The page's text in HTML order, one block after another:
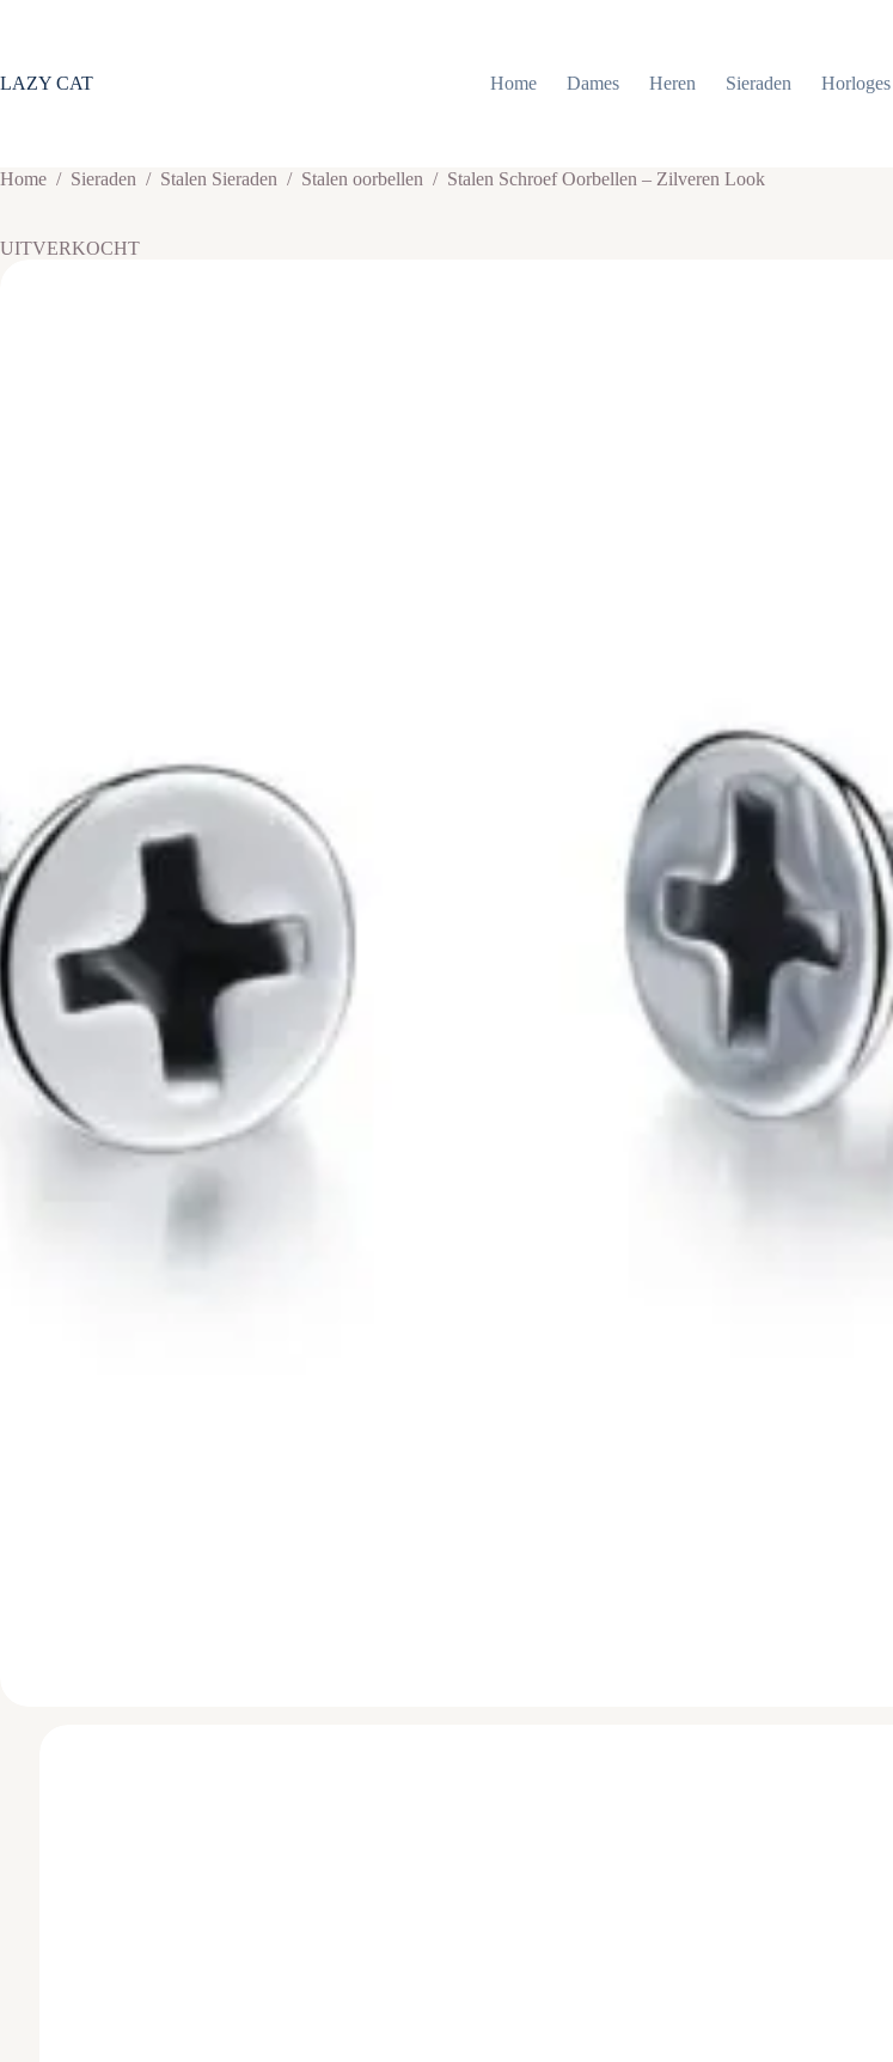
inhoud
LAZY CAT Home Dames Heren Sieraden Horloges
Home / Sieraden / Stalen Sieraden / Stalen oorbellen / Stalen Schroef Oorbellen – Zilveren Look
UITVERKOCHT